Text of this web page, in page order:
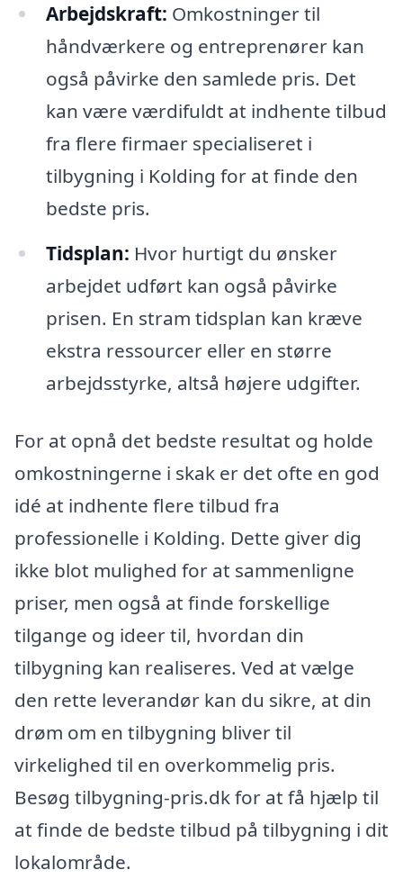
Arbejdskraft: Omkostninger til
håndværkere og entreprenører kan
også påvirke den samlede pris. Det
kan være værdifuldt at indhente tilbud
fra flere firmaer specialiseret i
tilbygning i Kolding for at finde den
bedste pris.
Tidsplan: Hvor hurtigt du ønsker
arbejdet udført kan også påvirke
prisen. En stram tidsplan kan kræve
ekstra ressourcer eller en større
arbejdsstyrke, altså højere udgifter.
For at opnå det bedste resultat og holde
omkostningerne i skak er det ofte en god
idé at indhente flere tilbud fra
professionelle i Kolding. Dette giver dig
ikke blot mulighed for at sammenligne
priser, men også at finde forskellige
tilgange og ideer til, hvordan din
tilbygning kan realiseres. Ved at vælge
den rette leverandør kan du sikre, at din
drøm om en tilbygning bliver til
virkelighed til en overkommelig pris.
Besøg tilbygning-pris.dk for at få hjælp til
at finde de bedste tilbud på tilbygning i dit
lokalområde.